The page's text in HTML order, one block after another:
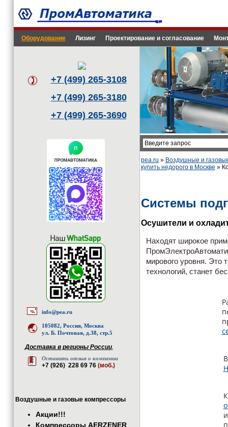
Оборудование Лизинг Проектирование и согласование
+7 (499) 265-3108
+7 (499) 265-3180
+7 (499) 265-3690
info@pea.ru
105082, Россия, Москва
ул. Б. Почтовая, д.38, стр.5
Доставка в регионы России,
Оставить отзыв о компании
+7 (926) 228 69 76 (моб.)
Воздушные и газовые компрессоры
Акции!!!
Компрессоры AERZENER
pea.ru » Воздушные и
купить недорого в Москве »
Системы
Осушители и
Находят широкое
мирового уровня. Это
технологий, станет